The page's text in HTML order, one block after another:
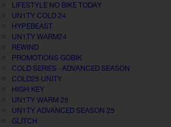
LIFESTYLE NO BIKE TODAY
UN1TY COLD 24
HYPEBEAST
UN1TY WARM24
REWIND
PROMOTIONS GOBIK
COLD SERIES · ADVANCED SEASON
COLD25 UNITY
HIGH KEY
UN1TY WARM 25
UN1TY ADVANCED SEASON 25
GLITCH